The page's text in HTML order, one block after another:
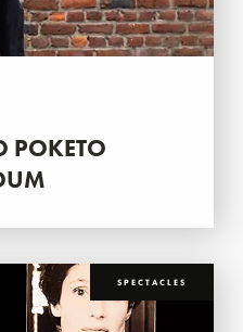
POKETO
SPECTACLES